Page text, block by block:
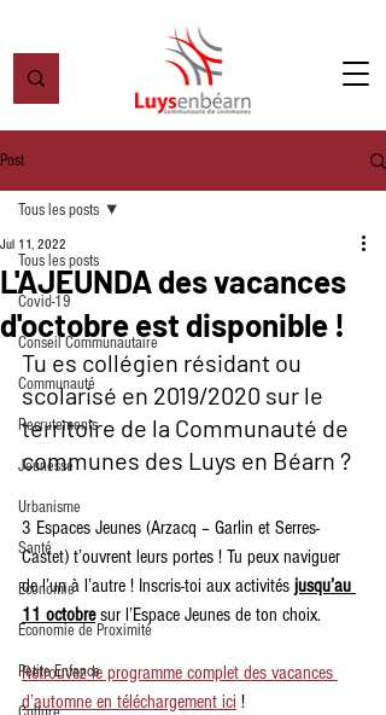
Post
Tous les posts
Covid-19
Conseil Communautaire
Communauté
Recrutements
Jeunesse
Urbanisme
Santé
Economie
Economie de Proximité
Petite Enfance
Tous les posts
L'AJEUNDA des vacances
d'octobre est disponible !
Jul 11, 2022
Tu es collégien résidant ou
scolarisé en 2019/2020 sur le
territoire de la Communauté de
communes des Luys en Béarn ?
3 Espaces Jeunes (Arzacq – Garlin et Serres-
Castet) t’ouvrent leurs portes ! Tu peux naviguer
de l’un à l’autre ! Inscris-toi aux activités jusqu’au
11 octobre sur l’Espace Jeunes de ton choix.
Retrouvez le programme complet des vacances
d’automne en téléchargement ici !